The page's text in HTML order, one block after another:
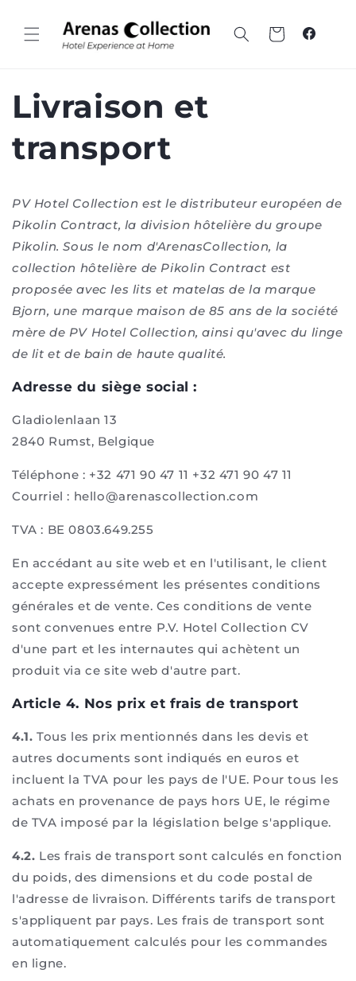
contenu
Panier
Livraison et
transport
PV Hotel Collection est le distributeur européen de
Pikolin Contract, la division hôtelière du groupe
Pikolin. Sous le nom d'ArenasCollection, la
collection hôtelière de Pikolin Contract est
proposée avec les lits et matelas de la marque
Bjorn, une marque maison de 85 ans de la société
mère de PV Hotel Collection, ainsi qu'avec du linge
de lit et de bain de haute qualité.
Adresse du siège social :
Gladiolenlaan 13
2840 Rumst, Belgique
Téléphone : +32 471 90 47 11 +32 471 90 47 11
Courriel : hello@arenascollection.com
TVA : BE 0803.649.255
En accédant au site web et en l'utilisant, le client
accepte expressément les présentes conditions
générales et de vente. Ces conditions de vente
sont convenues entre P.V. Hotel Collection CV
d'une part et les internautes qui achètent un
produit via ce site web d'autre part.
Article 4. Nos prix et frais de transport
4.1. Tous les prix mentionnés dans les devis et
autres documents sont indiqués en euros et
incluent la TVA pour les pays de l'UE. Pour tous les
achats en provenance de pays hors UE, le régime
de TVA imposé par la législation belge s'applique.
4.2. Les frais de transport sont calculés en fonction
du poids, des dimensions et du code postal de
l'adresse de livraison. Différents tarifs de transport
s'appliquent par pays. Les frais de transport sont
automatiquement calculés pour les commandes
en ligne.